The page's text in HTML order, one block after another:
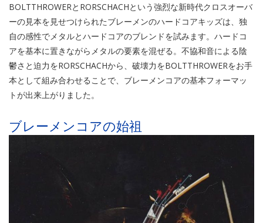
BOLTTHROWERとRORSCHACHという強烈な新時代クロスオーバ
ーの見本を見せつけられたブレーメンのハードコアキッズは、独
自の感性でメタルとハードコアのブレンドを試みます。ハードコ
アを基本に置きながらメタルの要素を混ぜる。不協和音による陰
鬱さと迫力をRORSCHACHから、破壊力をBOLTTHROWERをお手
本として組み合わせることで、ブレーメンコアの基本フォーマッ
トが出来上がりました。
ブレーメンコアの始祖